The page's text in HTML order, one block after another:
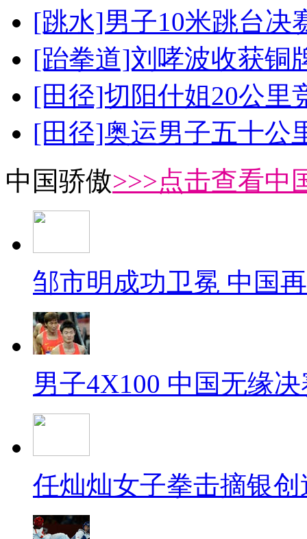
[跳水]男子10米跳台决
[跆拳道]刘哮波收获铜
[田径]切阳什姐20公里
[田径]奥运男子五十公
中国骄傲>>>点击查看中
邹市明成功卫冕 中国
男子4X100 中国无缘
任灿灿女子拳击摘银